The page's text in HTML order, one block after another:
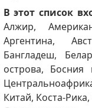
В этот список
Алжир,
Аргентина,
Бангладеш,
острова, Босния
Китай, Коста-